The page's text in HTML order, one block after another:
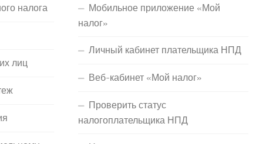
налога
лиц
Мобильное приложение «Мой
налог»
Личный кабинет плательщика НПД
Веб-кабинет «Мой налог»
Проверить статус
налогоплательщика НПД